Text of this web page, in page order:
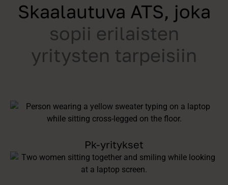
Skaalautuva ATS, joka
sopii erilaisten
yritysten tarpeisiin
Pk-yritykset